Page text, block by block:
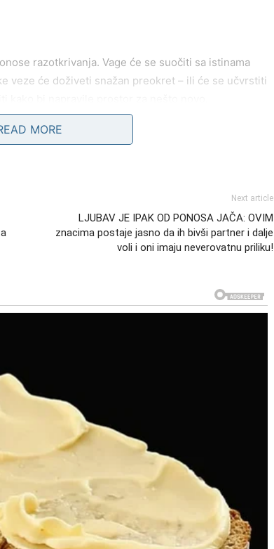
razotkrivanja. Vage će se suočiti sa istinama
veze će doživeti snažan preokret – ili će se učvrstiti
je bilo neizgovoreno sada izlazi na videlo. Emocije
koji ostavlja dubok trag. Neko iz prošlosti može se
trenutak konačne odluke. Više neće biti prostora
iznenađenje koje može potpuno promeniti tok
zahteva brzu reakciju, ali i donosi mogućnost velikog
nisu očekivale.
će se naći u poziciji da donesu odluku koja ima
da ništa više neće biti isto nakon ovog perioda.
MORE
Next article
LJUBAV JE IPAK OD PONOSA JAČA: OVIM
znacima postaje jasno da ih bivši partner i dalje
voli i oni imaju neverovatnu priliku!